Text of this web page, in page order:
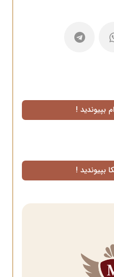
بپیوندید !
بپیوندید !